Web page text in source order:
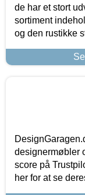
de har et stort
sortiment
og den rustikke
designermøbler
score på
her for at se